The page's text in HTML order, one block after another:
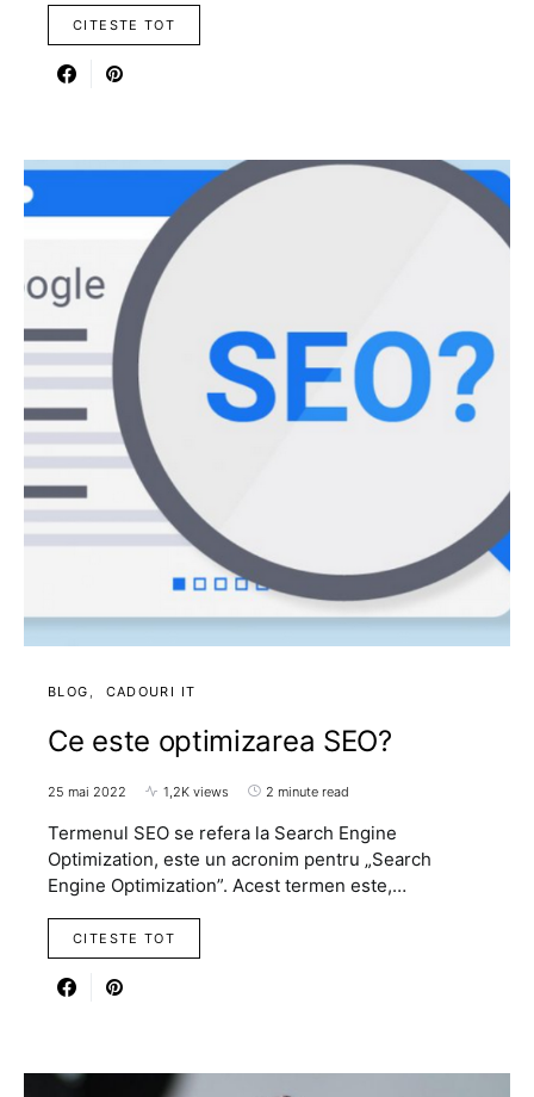
CITESTE TOT
BLOG CADOURI IT
Ce este optimizarea SEO?
25 mai 2022 1,2K views 2 minute read
Termenul SEO se refera la Search Engine
Optimization, este un acronim pentru „Search
Engine Optimization”. Acest termen este,…
CITESTE TOT